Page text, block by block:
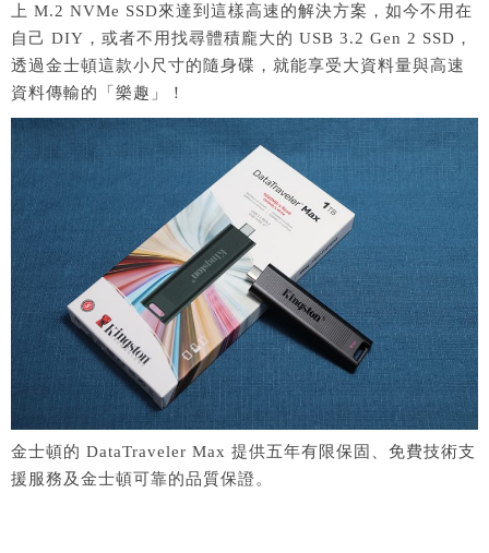
上 M.2 NVMe SSD來達到這樣高速的解決方案，如今不用在
自己 DIY，或者不用找尋體積龐大的 USB 3.2 Gen 2 SSD，
透過金士頓這款小尺寸的隨身碟，就能享受大資料量與高速
資料傳輸的「樂趣」！
金士頓的 DataTraveler Max 提供五年有限保固、免費技術支
援服務及金士頓可靠的品質保證。